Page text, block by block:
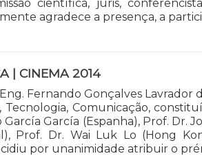
científica, júris,
agradece a presença, a
| CINEMA 2014
Fernando Gonçalves Lavrador
Tecnologia, Comunicação,
García García (Espanha), Prof. Dr.
Prof. Dr. Wai Luk Lo (Hong
por unanimidade atribuir o